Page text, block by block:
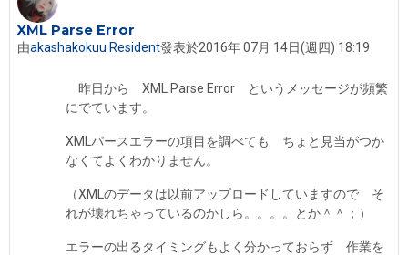
XML Parse Error
由akashakokuu Resident發表於2016年 07月 14日(週四) 18:19
Number of replies: 2
昨日から XML Parse Error というメッセージが頻繁
にでています。
XMLパースエラーの項目を調べても ちょと見当がつか
なくてよくわかりません。
（XMLのデータは以前アップロードしていますので そ
れが壊れちゃっているのかしら。。。。とか＾＾；）
エラーの出るタイミングもよく分かっておらず 作業を